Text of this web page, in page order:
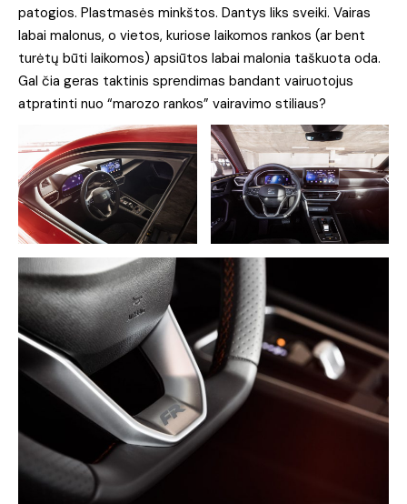
patogios. Plastmasės minkštos. Dantys liks sveiki. Vairas
labai malonus, o vietos, kuriose laikomos rankos (ar bent
turėtų būti laikomos) apsiūtos labai malonia taškuota oda.
Gal čia geras taktinis sprendimas bandant vairuotojus
atpratinti nuo “marozo rankos” vairavimo stiliaus?